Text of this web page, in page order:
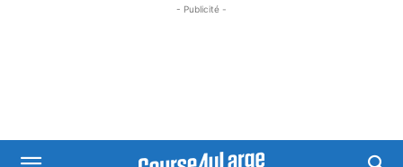
- Publicité -